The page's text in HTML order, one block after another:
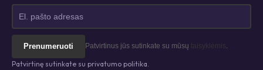
Prenumeruoti Patvirtinus jūs sutinkate su mūsų taisyklėmis .
Patvirtinę sutinkate su privatumo politika.